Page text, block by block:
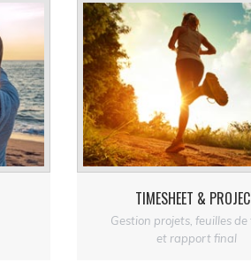
TIMESHEET &
Gestion projets, feuilles de
et rapport final